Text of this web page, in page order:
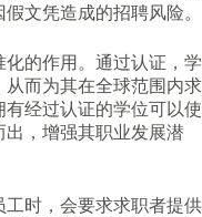
文凭造成的招聘风险。
的作用。通过认证，学
而为其在全球范围内求
经过认证的学位可以使
，增强其职业发展潜
工时，会要求求职者提供